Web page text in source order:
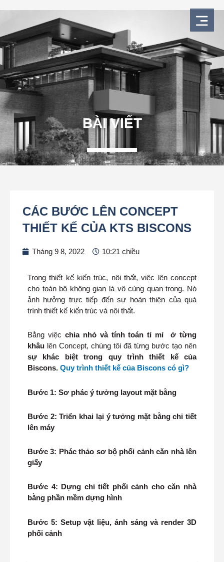
dung
BÀI VIẾT
CÁC BƯỚC LÊN CONCEPT
THIẾT KẾ CỦA KTS BISCONS
Tháng 9 8, 2022 10:21 chiều
Trong thiết kế kiến trúc, nội thất, việc lên concept
cho toàn bộ không gian là vô cùng quan trọng. Nó
ảnh hưởng trực tiếp đến sự hoàn thiện của quá
trình thiết kế kiến trúc và nội thất.
Bằng việc chia nhỏ và tính toán tỉ mỉ ở từng
khâu lên Concept, chúng tôi đã từng bước tạo nên
sự khác biệt trong quy trình thiết kế
của
Biscons. Quy trình thiết kế của Biscons có gì?
Bước 1: Sơ phác ý tưởng layout mặt bằng
Bước 2: Triển khai lại ý tưởng mặt bằng chi tiết
lên máy
Bước 3: Phác thảo sơ bộ phối cảnh căn nhà lên
giấy
Bước 4: Dựng chi tiết phối cảnh cho căn nhà
bằng phần mềm dựng hình
Bước 5: Setup vật liệu, ánh sáng và render 3D
phối cảnh